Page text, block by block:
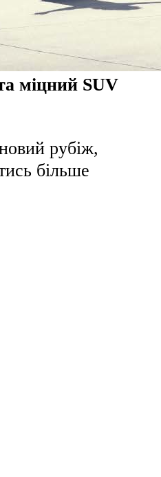
міцний SUV
рубіж,
більше